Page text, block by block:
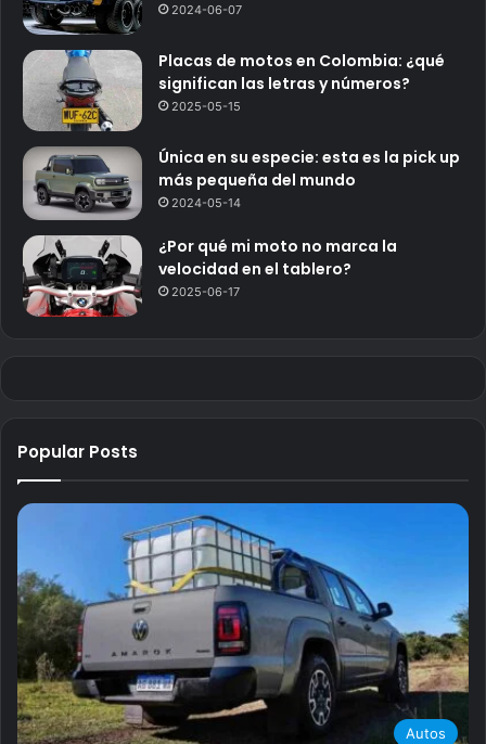
2024-06-07
Placas de motos en Colombia: ¿qué
significan las letras y números?
2025-05-15
Única en su especie: esta es la pick up
más pequeña del mundo
2024-05-14
¿Por qué mi moto no marca la
velocidad en el tablero?
2025-06-17
Popular Posts
Autos